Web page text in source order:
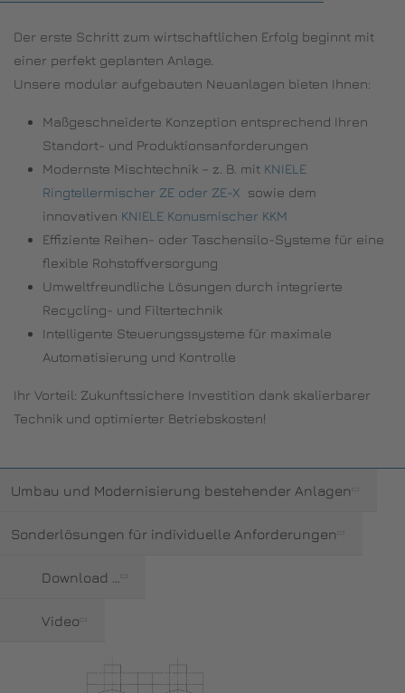
Der erste Schritt zum wirtschaftlichen Erfolg beginnt mit
einer perfekt geplanten Anlage.
Unsere modular aufgebauten Neuanlagen bieten Ihnen:
Maßgeschneiderte Konzeption entsprechend Ihren
Standort- und Produktionsanforderungen
Modernste Mischtechnik – z. B. mit KNIELE
Ringtellermischer ZE oder ZE-X sowie dem
innovativen KNIELE Konusmischer KKM
Effiziente Reihen- oder Taschensilo-Systeme für eine
flexible Rohstoffversorgung
Umweltfreundliche Lösungen durch integrierte
Recycling- und Filtertechnik
Intelligente Steuerungssysteme für maximale
Automatisierung und Kontrolle
Ihr Vorteil: Zukunftssichere Investition dank skalierbarer
Technik und optimierter Betriebskosten!
Umbau und Modernisierung bestehender Anlagen
Sonderlösungen für individuelle Anforderungen
Download …
Video